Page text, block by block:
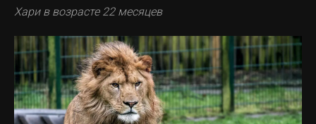
Хари в возрасте 22 месяцев